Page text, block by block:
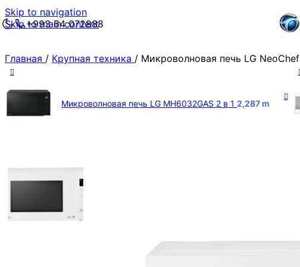
Skip to navigation
Skip to main content
+993 64 072888
Главная / Крупная техника / Микроволновая печь LG NeoChef
Микроволновая печь LG MH6032GAS 2 в 1 2,287 m